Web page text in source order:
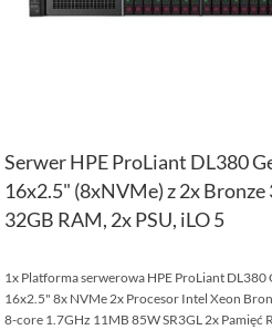
Serwer HPE ProLiant DL380
16x2.5" (8xNVMe) z 2x Bronze
32GB RAM, 2x PSU, iLO 5
1x Platforma serwerowa HPE ProLiant DL380
16x2.5" 8x NVMe 2x Procesor Intel Xeon
8-core 1.7GHz 11MB 85W SR3GL 2x Pamięć